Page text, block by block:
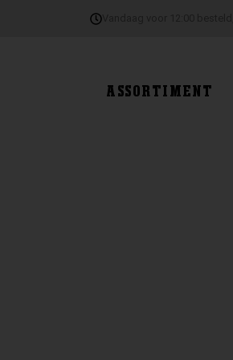
ASSORTIMENT